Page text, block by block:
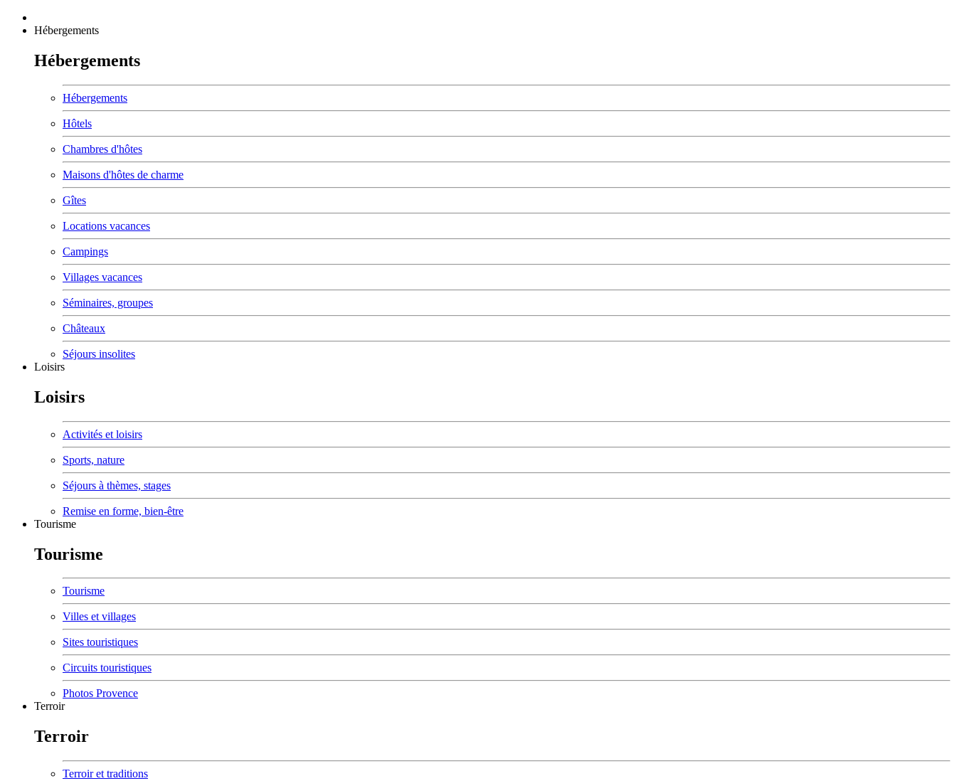
Hébergements
Hébergements
Hébergements
Hôtels
Chambres d'hôtes
Maisons d'hôtes de charme
Gîtes
Locations vacances
Campings
Villages vacances
Séminaires, groupes
Châteaux
Séjours insolites
Loisirs
Loisirs
Activités et loisirs
Sports, nature
Séjours à thèmes, stages
Remise en forme, bien-être
Tourisme
Tourisme
Tourisme
Villes et villages
Sites touristiques
Circuits touristiques
Photos Provence
Terroir
Terroir
Terroir et traditions